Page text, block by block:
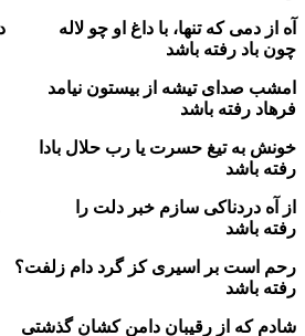
آه از دمی که تنها، با داغ او چو
چون باد رفته باشد
امشب صدای تیشه از بیستون نیامد
فرهاد رفته باشد
خونش به تیغ حسرت یا رب حلال بادا
رفته باشد
از آه دردناکی سازم خبر دلت را
رفته باشد
رحم است بر اسیری کز گرد دام زلفت؟
رفته باشد
شادم که از رقیبان دامن کشان